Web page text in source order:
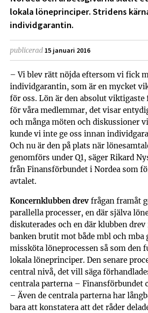
lokala löneprinciper. Stridens
individgarantin.
publicerad 15 januari 2016
– Vi blev rätt nöjda eftersom vi fick
individgarantin, som är en mycket
för oss. Lön är den absolut viktigaste
för våra medlemmar, det visar
och många möten och diskussioner
kunde vi inte ge oss innan
Och nu är den på plats när
genomförs under Q1, säger Rikard
från Finansförbundet i Nordea som
avtalet.
Koncernklubben drev frågan framåt
parallella processer, en där själva
diskuterades och en där klubben
banken brutit mot både mbl och mba
missköta löneprocessen så som den
lokala löneprinciper. Den senare
central nivå, det vill säga
centrala parterna – Finansförbundet
– Även de centrala parterna har
bara att konstatera att det råder